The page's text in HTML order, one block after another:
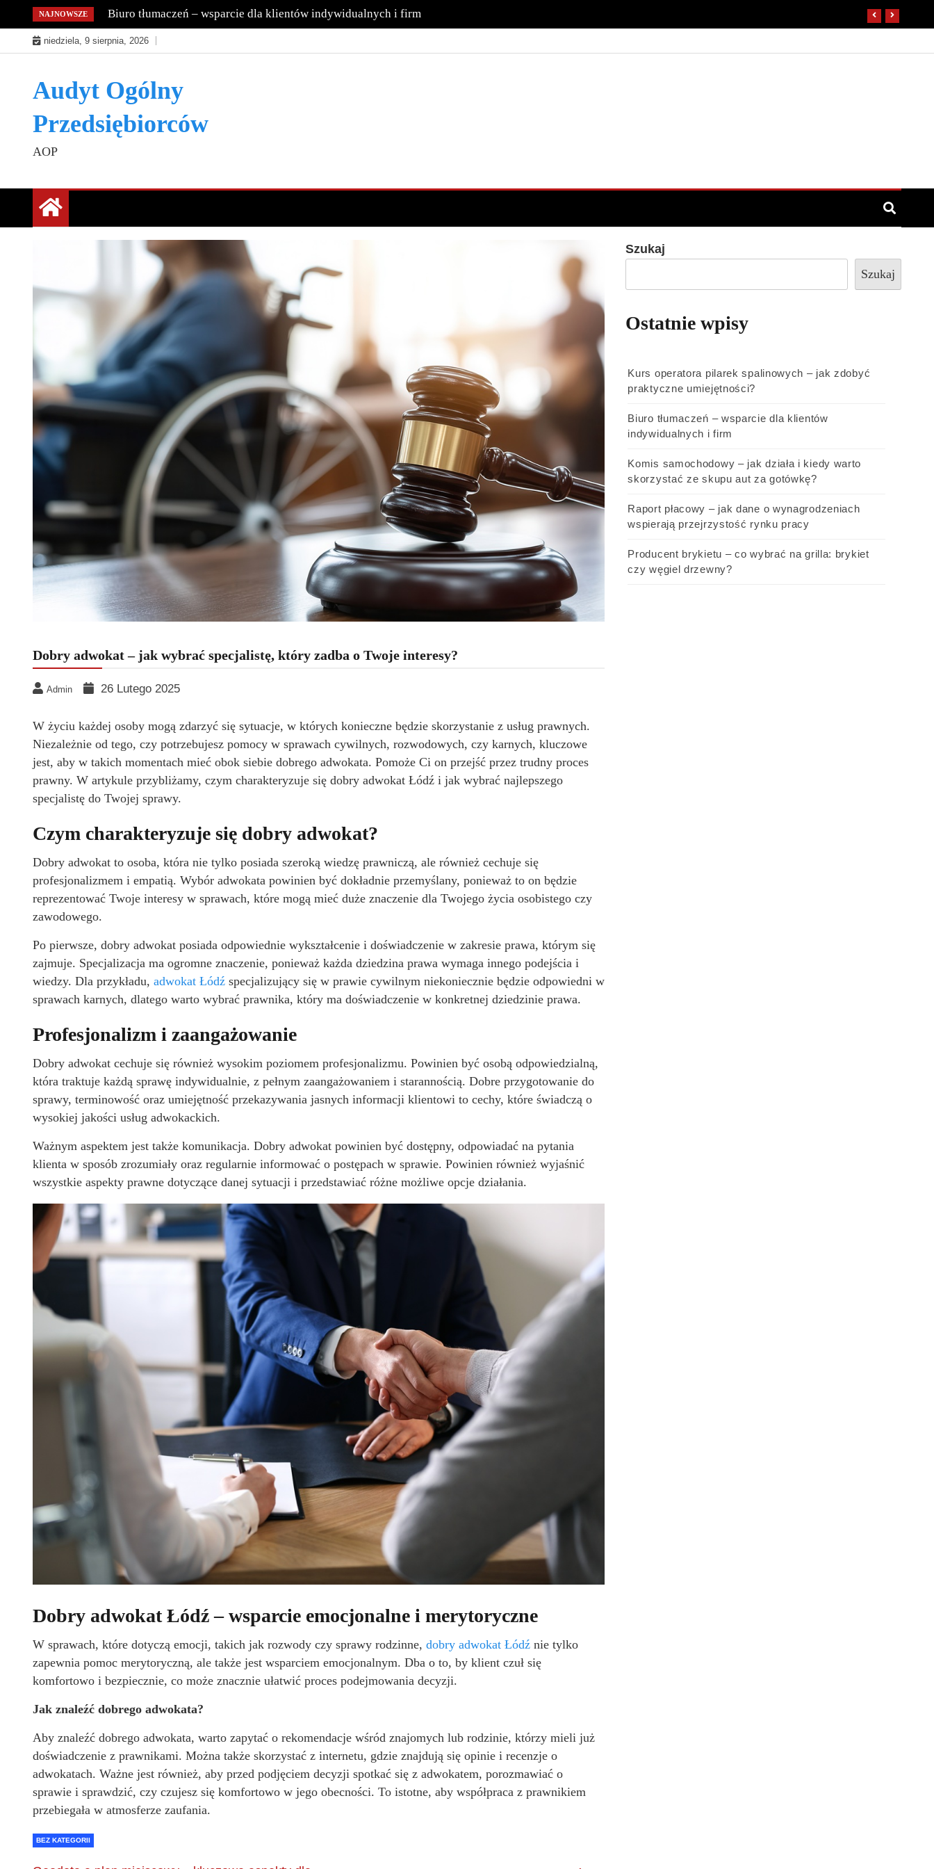
to
content
NAJNOWSZE Biuro tłumaczeń – wsparcie dla klientów indywidualnych i firm
niedziela, 9 sierpnia, 2026
Audyt Ogólny
Przedsiębiorców
AOP
Dobry adwokat – jak wybrać specjalistę, który zadba o Twoje interesy?
Admin 26 Lutego 2025
W życiu każdej osoby mogą zdarzyć się sytuacje, w których konieczne będzie skorzystanie z usług prawnych.
Niezależnie od tego, czy potrzebujesz pomocy w sprawach cywilnych, rozwodowych, czy karnych, kluczowe
jest, aby w takich momentach mieć obok siebie dobrego adwokata. Pomoże Ci on przejść przez trudny proces
prawny. W artykule przybliżamy, czym charakteryzuje się dobry adwokat Łódź i jak wybrać najlepszego
specjalistę do Twojej sprawy.
Czym charakteryzuje się dobry adwokat?
Dobry adwokat to osoba, która nie tylko posiada szeroką wiedzę prawniczą, ale również cechuje się
profesjonalizmem i empatią. Wybór adwokata powinien być dokładnie przemyślany, ponieważ to on będzie
reprezentować Twoje interesy w sprawach, które mogą mieć duże znaczenie dla Twojego życia osobistego czy
zawodowego.
Po pierwsze, dobry adwokat posiada odpowiednie wykształcenie i doświadczenie w zakresie prawa, którym się
zajmuje. Specjalizacja ma ogromne znaczenie, ponieważ każda dziedzina prawa wymaga innego podejścia i
wiedzy. Dla przykładu, adwokat Łódź specjalizujący się w prawie cywilnym niekoniecznie będzie odpowiedni w
sprawach karnych, dlatego warto wybrać prawnika, który ma doświadczenie w konkretnej dziedzinie prawa.
Profesjonalizm i zaangażowanie
Dobry adwokat cechuje się również wysokim poziomem profesjonalizmu. Powinien być osobą odpowiedzialną,
która traktuje każdą sprawę indywidualnie, z pełnym zaangażowaniem i starannością. Dobre przygotowanie do
sprawy, terminowość oraz umiejętność przekazywania jasnych informacji klientowi to cechy, które świadczą o
wysokiej jakości usług adwokackich.
Ważnym aspektem jest także komunikacja. Dobry adwokat powinien być dostępny, odpowiadać na pytania
klienta w sposób zrozumiały oraz regularnie informować o postępach w sprawie. Powinien również wyjaśnić
wszystkie aspekty prawne dotyczące danej sytuacji i przedstawiać różne możliwe opcje działania.
Dobry adwokat Łódź – wsparcie emocjonalne i merytoryczne
W sprawach, które dotyczą emocji, takich jak rozwody czy sprawy rodzinne, dobry adwokat Łódź nie tylko
zapewnia pomoc merytoryczną, ale także jest wsparciem emocjonalnym. Dba o to, by klient czuł się
komfortowo i bezpiecznie, co może znacznie ułatwić proces podejmowania decyzji.
Jak znaleźć dobrego adwokata?
Aby znaleźć dobrego adwokata, warto zapytać o rekomendacje wśród znajomych lub rodzinie, którzy mieli już
doświadczenie z prawnikami. Można także skorzystać z internetu, gdzie znajdują się opinie i recenzje o
adwokatach. Ważne jest również, aby przed podjęciem decyzji spotkać się z adwokatem, porozmawiać o
sprawie i sprawdzić, czy czujesz się komfortowo w jego obecności. To istotne, aby współpraca z prawnikiem
przebiegała w atmosferze zaufania.
BEZ KATEGORII
Szukaj
Szukaj
Ostatnie wpisy
Kurs operatora pilarek spalinowych – jak zdobyć
praktyczne umiejętności?
Biuro tłumaczeń – wsparcie dla klientów
indywidualnych i firm
Komis samochodowy – jak działa i kiedy warto
skorzystać ze skupu aut za gotówkę?
Raport płacowy – jak dane o wynagrodzeniach
wspierają przejrzystość rynku pracy
Producent brykietu – co wybrać na grilla: brykiet
czy węgiel drzewny?